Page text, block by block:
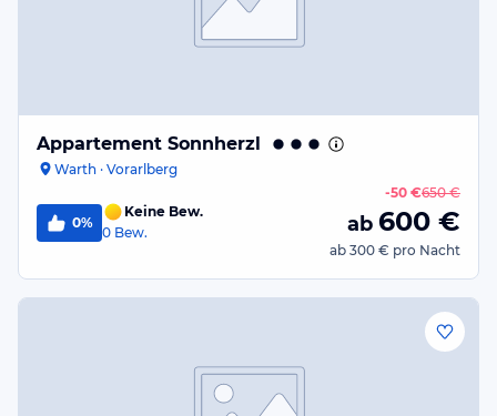
Appartement Sonnherzl
Warth · Vorarlberg
0%
Keine Bew.
0 Bew.
-50 €650 €
ab 600 €
ab 300 € pro Nacht